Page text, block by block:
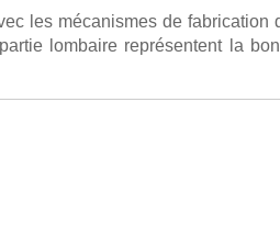
les mécanismes de fabrication
lombaire représentent la